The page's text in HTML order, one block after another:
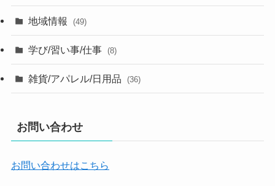
地域情報 (49)
学び/習い事/仕事 (8)
雑貨/アパレル/日用品 (36)
お問い合わせ
お問い合わせはこちら